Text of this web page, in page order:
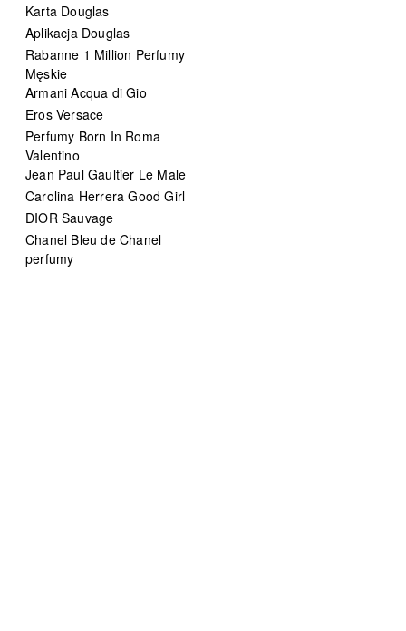
Karta Douglas
Aplikacja Douglas
Rabanne 1 Million Perfumy
Męskie
Armani Acqua di Gio
Eros Versace
Perfumy Born In Roma
Valentino
Jean Paul Gaultier Le Male
Carolina Herrera Good Girl
DIOR Sauvage
Chanel Bleu de Chanel
perfumy